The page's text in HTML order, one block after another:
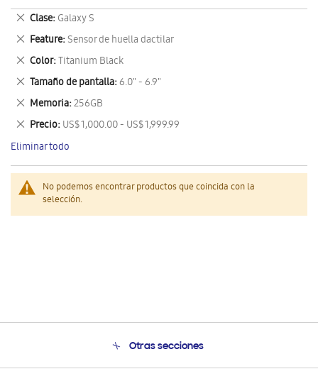
No podemos encontrar productos que coincida con la
selección.
Clase Galaxy S
Eliminar
este
artículo
Feature Sensor de huella dactilar
Eliminar
este
artículo
Color Titanium Black
Eliminar
este
artículo
Tamaño de pantalla 6.0" - 6.9"
Eliminar
este
artículo
Memoria 256GB
Eliminar
este
artículo
Precio US$ 1,000.00 - US$ 1,999.99
Eliminar
este
artículo
Eliminar todo
Otras secciones